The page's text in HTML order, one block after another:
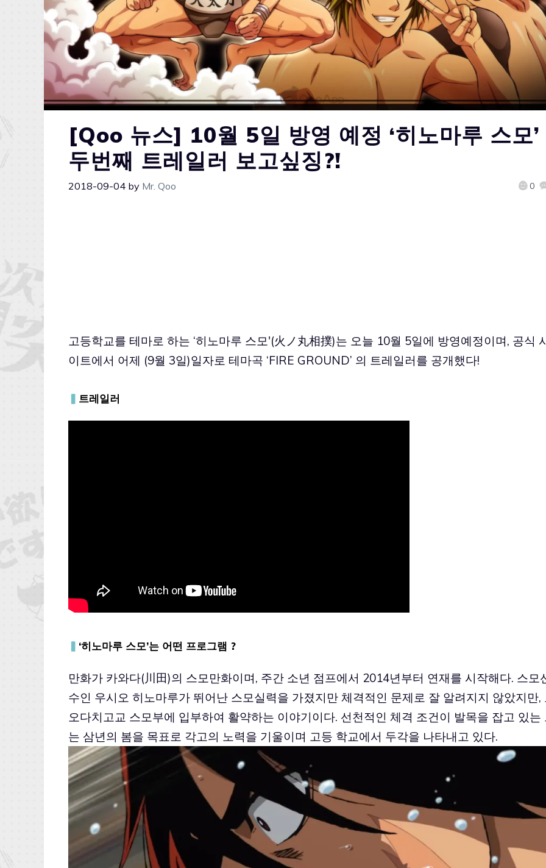
[Qoo 뉴스] 10월 5일 방영 예정 ‘히노마루 스모’
두번째 트레일러 보고싶징?!
2018-09-04 by Mr. Qoo 0
고등학교를 테마로 하는 ‘히노마루 스모'(火ノ丸相撲)는 오늘 10월 5일에 방영예정이며, 공식
이트에서 어제 (9월 3일)일자로 테마곡 ‘FIRE GROUND’ 의 트레일러를 공개했다!
▍ 트레일러
▍ ‘히노마루 스모’는 어떤 프로그램 ?
만화가 카와다(川田)의 스모만화이며, 주간 소년 점프에서 2014년부터 연재를 시작해다. 스모
수인 우시오 히노마루가 뛰어난 스모실력을 가졌지만 체격적인 문제로 잘 알려지지 않았지만,
오다치고교 스모부에 입부하여 활약하는 이야기이다. 선천적인 체격 조건이 발목을 잡고 있는
는 삼년의 봄을 목표로 각고의 노력을 기울이며 고등 학교에서 두각을 나타내고 있다.